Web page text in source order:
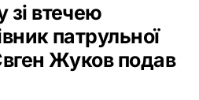
зі втечею
патрульної
Жуков подав